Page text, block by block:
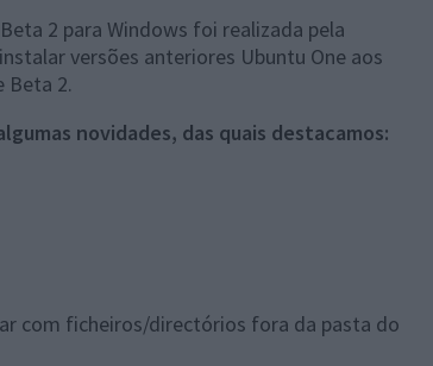
2 para Windows foi realizada pela
versões anteriores Ubuntu One aos
Beta 2.
novidades, das quais destacamos:
com ficheiros/directórios fora da pasta do